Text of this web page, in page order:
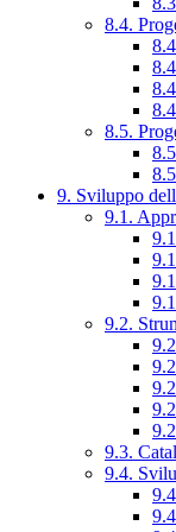
8.4.
8.5.
9. Sviluppo
9.1.
9.2.
9.3.
9.4.